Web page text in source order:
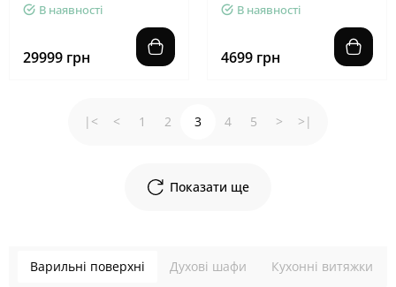
В наявності
29999 грн
В наявності
4699 грн
Показати ще
|< < 1 2 3 4 5 > >|
Варильні поверхні Духові шафи Кухонні витяжки